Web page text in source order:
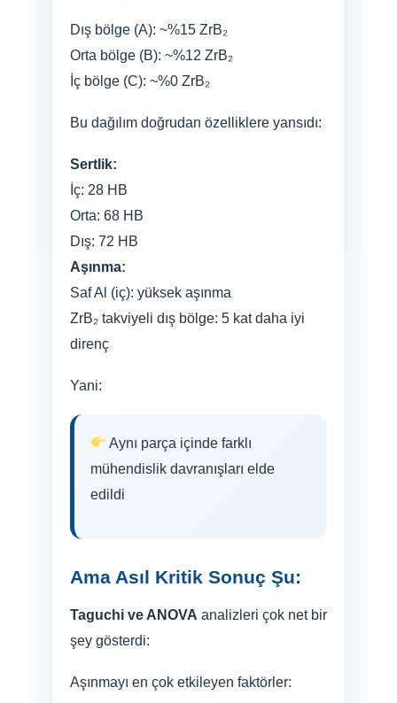
Dış bölge (A): ~%15 ZrB₂
Orta bölge (B): ~%12 ZrB₂
İç bölge (C): ~%0 ZrB₂
Bu dağılım doğrudan özelliklere yansıdı:
Sertlik:
İç: 28 HB
Orta: 68 HB
Dış: 72 HB
Aşınma:
Saf Al (iç): yüksek aşınma
ZrB₂ takviyeli dış bölge: 5 kat daha iyi
direnç
Yani:
Aynı parça içinde farklı
mühendislik davranışları elde
edildi
Ama Asıl Kritik Sonuç Şu:
Taguchi ve ANOVA analizleri çok net bir
şey gösterdi:
Aşınmayı en çok etkileyen faktörler: